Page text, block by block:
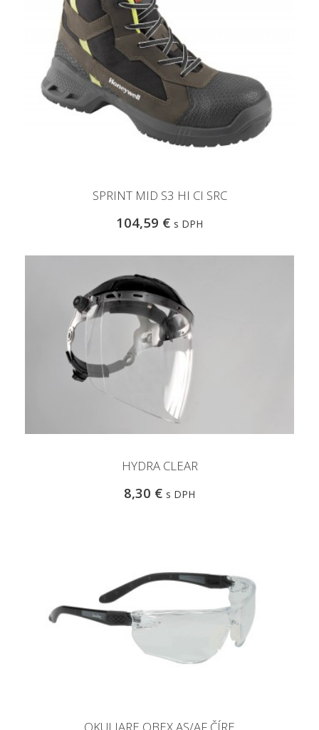
SPRINT MID S3 HI CI SRC
104,59 € s DPH
HYDRA CLEAR
8,30 € s DPH
OKULIARE OBEX AS/AF ČÍRE